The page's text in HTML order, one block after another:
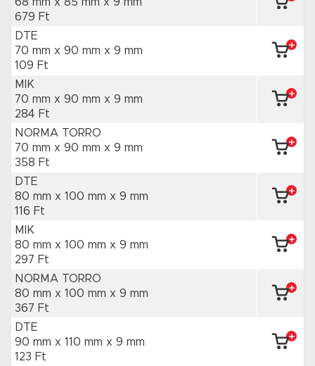
679 Ft
DTE
70 mm x 90 mm x 9 mm
109 Ft
MIK
70 mm x 90 mm x 9 mm
284 Ft
NORMA TORRO
70 mm x 90 mm x 9 mm
358 Ft
DTE
80 mm x 100 mm x 9 mm
116 Ft
MIK
80 mm x 100 mm x 9 mm
297 Ft
NORMA TORRO
80 mm x 100 mm x 9 mm
367 Ft
DTE
90 mm x 110 mm x 9 mm
123 Ft